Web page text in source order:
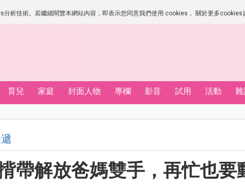
析技術。若繼續閱覽本網站內容，即表示您同意我們使用 cookies， 關於更多cookies
育兒 家庭 封面人物 專欄 影音 試用 活動 雜
帶解放爸媽雙手，再忙也要